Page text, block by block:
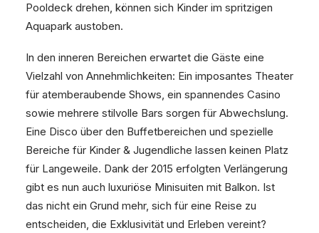
Pooldeck drehen, können sich Kinder im spritzigen
Aquapark austoben.
In den inneren Bereichen erwartet die Gäste eine
Vielzahl von Annehmlichkeiten: Ein imposantes Theater
für atemberaubende Shows, ein spannendes Casino
sowie mehrere stilvolle Bars sorgen für Abwechslung.
Eine Disco über den Buffetbereichen und spezielle
Bereiche für Kinder & Jugendliche lassen keinen Platz
für Langeweile. Dank der 2015 erfolgten Verlängerung
gibt es nun auch luxuriöse Minisuiten mit Balkon. Ist
das nicht ein Grund mehr, sich für eine Reise zu
entscheiden, die Exklusivität und Erleben vereint?